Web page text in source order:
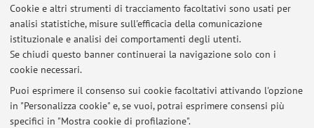
Cookie e altri strumenti di tracciamento facoltativi sono usati per
analisi statistiche, misure sull'efficacia della comunicazione
istituzionale e analisi dei comportamenti degli utenti.
Se chiudi questo banner continuerai la navigazione solo con i
cookie necessari.
Puoi esprimere il consenso sui cookie facoltativi attivando l'opzione
in "Personalizza cookie" e, se vuoi, potrai esprimere consensi più
specifici in "Mostra cookie di profilazione".
tradizione romanistica in Europa f) diritto di usufrutto g)
storiografia romanistica h) metodo nell’indagine
giusromanistica e metodo storico-comparativo i)
giurisprudenza romana.
Ultimi avvisi